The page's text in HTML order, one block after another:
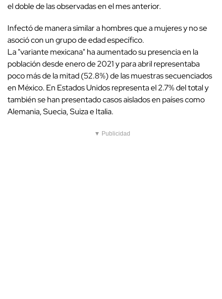
el doble de las observadas en el mes anterior.
Infectó de manera similar a hombres que a mujeres y no se
asoció con un grupo de edad específico.
La "variante mexicana" ha aumentado su presencia en la
población desde enero de 2021 y para abril representaba
poco más de la mitad (52.8%) de las muestras secuenciados
en México. En Estados Unidos representa el 2.7% del total y
también se han presentado casos aislados en países como
Alemania, Suecia, Suiza e Italia.
▼ Publicidad